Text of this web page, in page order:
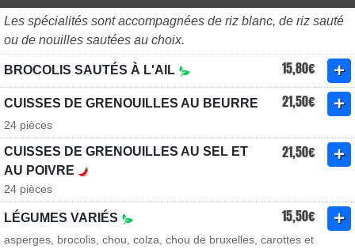
Les spécialités sont accompagnées de riz blanc, de riz sauté
ou de nouilles sautées au choix.
BROCOLIS SAUTÉS À L'AIL 15,80€
CUISSES DE GRENOUILLES AU BEURRE 21,50€
24 pièces
CUISSES DE GRENOUILLES AU SEL ET
AU POIVRE
21,50€
24 pièces
LÉGUMES VARIÉS 15,50€
asperges, brocolis, chou, colza, chou de bruxelles, carottes et